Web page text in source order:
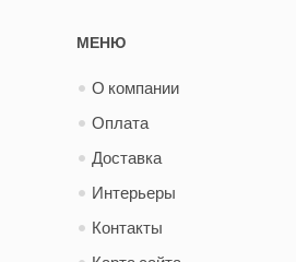
МЕНЮ
О компании
Оплата
Доставка
Интерьеры
Контакты